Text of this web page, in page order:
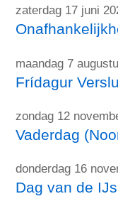
zaterdag 17 juni
maandag 7
Frídagur
zondag 12
Vaderdag
donderdag 16
Dag van de